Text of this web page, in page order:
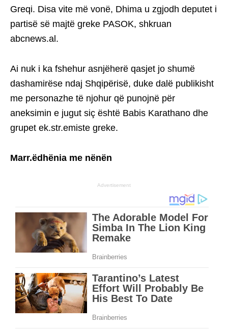
Greqi. Disa vite më vonë, Dhima u zgjodh deputet i
partisë së majtë greke PASOK, shkruan
abcnews.al.
Ai nuk i ka fshehur asnjëherë qasjet jo shumë
dashamirëse ndaj Shqipërisë, duke dalë publikisht
me personazhe të njohur që punojnë për
aneksimin e jugut siç është Babis Karathano dhe
grupet ek.str.emiste greke.
Marr.ëdhënia me nënën
Advertisement